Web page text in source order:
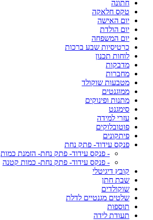
חתונה
טקס חלאקה
יום האישה
יום הולדת
יום המשפחה
כרטיסיות שבע ברכות
לוחות תכנון
מדבקות
מחברות
מטבעות שוקולד
ממוגנטים
מתנות ופינוקים
סימגנט
עזרי למידה
פוטובלוקים
פיתקונים
פנקס עידוד- פתק נחת
- פנקס עידוד- פתק נחת- הזמנת כמות
- פנקס עידוד- פתק נחת- כמות קטנה
קובץ דיגיטלי
שבת חתן
שוקולדים
שלטים מגנטיים לדלת
תוספות
תעודת לידה